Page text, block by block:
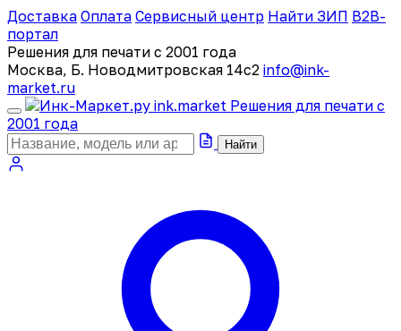
Доставка Оплата Сервисный центр Найти ЗИП B2B-
портал
Решения для печати с 2001 года
Москва, Б. Новодмитровская 14с2 info@ink-
market.ru
ink.market Решения для печати с
2001 года
Найти